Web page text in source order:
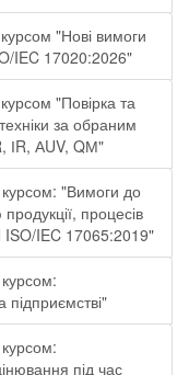
"Нові вимоги
IEC 17020:2026"
"Повірка та
за обраним
ІR, АUV, QМ"
"Вимоги до
процесів
ISO/IEC 17065:2019"
під час